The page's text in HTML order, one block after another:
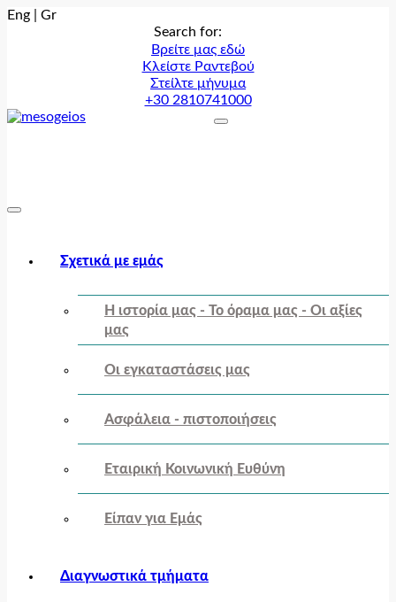
Eng
Gr
Search for:
Βρείτε μας εδώ
Κλείστε Ραντεβού
Στείλτε μήνυμα
+30 2810741000
Σχετικά με εμάς
Η ιστορία μας - Το όραμα μας - Οι αξίες
μας
Οι εγκαταστάσεις μας
Ασφάλεια - πιστοποιήσεις
Εταιρική Κοινωνική Ευθύνη
Είπαν για Εμάς
Διαγνωστικά τμήματα